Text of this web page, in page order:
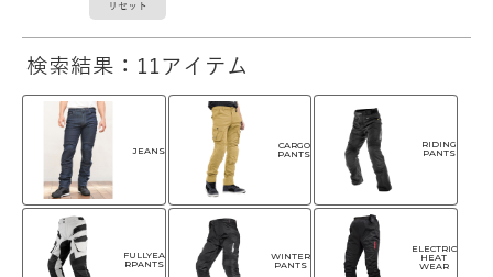
リセット
検索結果：11アイテム
JEANS
CARGO
PANTS
RIDING
PANTS
FULLYEA
RPANTS
WINTER
PANTS
ELECTRIC
HEAT
WEAR